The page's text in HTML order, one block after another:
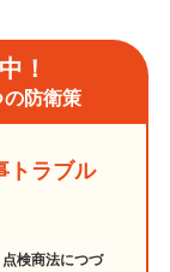
！
防衛策
トラブル
検商法につづ